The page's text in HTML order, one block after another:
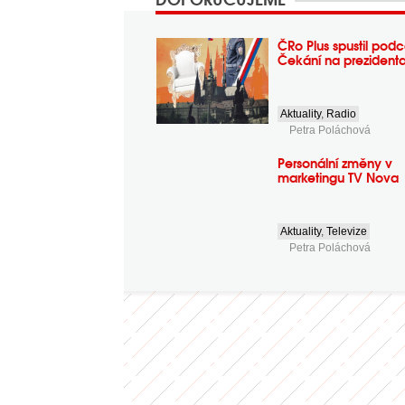
ČRo Plus spustil
Čekání na
Aktuality, Radio
Petra Poláchová
Personální změny v
marketingu TV Nova
Aktuality,Televize
Petra Poláchová